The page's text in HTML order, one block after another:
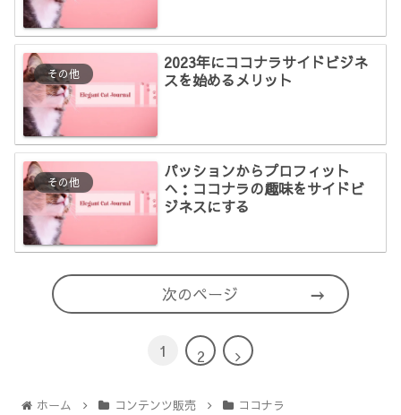
その他
2023年にココナラサイドビジネ
スを始めるメリット
その他
パッションからプロフィット
へ：ココナラの趣味をサイドビ
ジネスにする
次のページ
1 2
次
ホーム コンテンツ販売 ココナラ